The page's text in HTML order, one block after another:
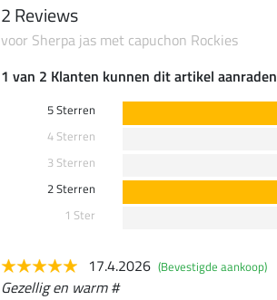
2 Reviews
voor Sherpa jas met capuchon Rockies
1 van 2 Klanten kunnen dit artikel aanraden
5 Sterren
4 Sterren
3 Sterren
2 Sterren
1 Ster
17.4.2026 (Bevestigde aankoop)
Gezellig en warm #